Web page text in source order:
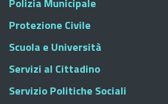
Polizia Municipale
Protezione Civile
Scuola e Università
Servizi al Cittadino
Servizio Politiche Sociali